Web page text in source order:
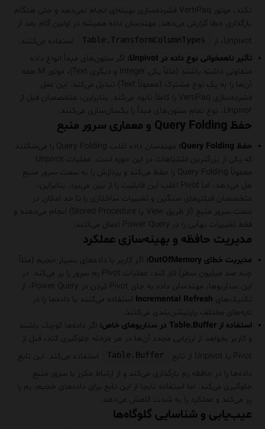
نکند، موتور VertiPaq فشرده‌سازی بهینه‌ای انجام نمی‌دهد و حتی هنگام
بارگذاری خطا گزارش می‌دهد. مهندسان داده همیشه در اولین گام بعد از
Unpivot، از
Table.TransformColumnTypes
استفاده می‌کنند.
تأثیر ناهمخوانی نوع داده در Unpivot:
اگر ستون‌های مبدأ انواع داده
متفاوتی داشته باشند (مثلاً یکی Integer و دیگری Text)، موتور M همه
آن‌ها را به یک نوع مشترک (معمولاً Text) تبدیل می‌کند. این عمل
فشرده‌سازی VertiPaq را کاملاً نابود می‌کند. بنابراین، متخصصان قبل از
Unpivot، نوع تمام ستون‌های مبدأ را یکسان‌سازی می‌کنند.
حفظ Query Folding و معماری سرور منبع
حفظ Query Folding:
مهندسان داده اغلب Query Folding را می‌شکنند
که یکی از بزرگترین اشتباهات در این حوزه است. عملیات Unpivot
معمولاً Query Folding را حفظ می‌کند و پردازش را به سمت سرور منبع
هل می‌دهد، اما Pivot اغلب این قابلیت را از بین می‌برد. بنابراین،
متخصصان فیلترهای سنگین و تغییرات ساختاری را تا حد امکان در
سمت سرور منبع (از طریق View یا Stored Procedure) انجام می‌دهند و
فقط تغییرات نهایی را در Power Query اعمال می‌کنند.
مدیریت حافظه و بهینه‌سازی عملکرد
مدیریت خطای OutOfMemory:
اگر کاربر با داده‌های بسیار حجیم (مثلاً
چند صد میلیون سطر) کار کند، عملیات Pivot رم سرور را پر می‌کند. در
این سناریوها، مهندسان داده به جای Pivot کردن در Power Query، از
تکنیک‌های Incremental Refresh استفاده می‌کنند یا داده‌ها را در
لایه‌های مختلف پارتیشن‌بندی می‌کنند.
استفاده از Table.Buffer در سناریوهای خاص:
اگر داده‌ها کوچک باشند
و کاربر بخواهد از ارزیابی مجدد آن‌ها در هر مرحله جلوگیری کند، قبل از
Pivot یا Unpivot از تابع
Table.Buffer
استفاده می‌کند. این تابع
داده‌ها را در حافظه رم بارگذاری می‌کند و از ارتباط مکرر با سرور منبع
جلوگیری می‌کند. اما استفاده نابجا از این تابع برای داده‌های حجیم، رم را
پر می‌کند و عملکرد را به شدت کاهش می‌دهد.
عیب‌یابی و شناسایی گلوگاه‌ها